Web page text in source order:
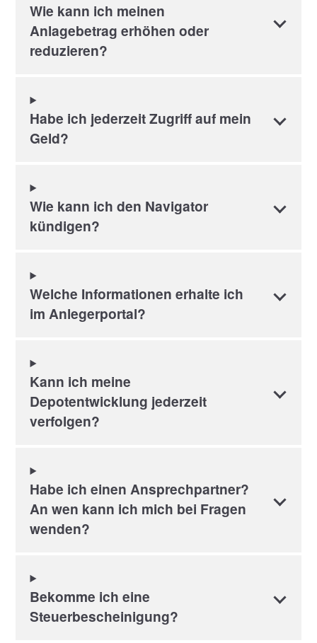
Wie kann ich meinen
Anlagebetrag erhöhen oder
reduzieren?
Habe ich jederzeit Zugriff auf mein
Geld?
Wie kann ich den Navigator
kündigen?
Welche Informationen erhalte ich
im Anlegerportal?
Kann ich meine
Depotentwicklung jederzeit
verfolgen?
Habe ich einen Ansprechpartner?
An wen kann ich mich bei Fragen
wenden?
Bekomme ich eine
Steuerbescheinigung?